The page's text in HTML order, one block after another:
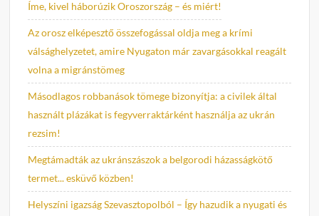
Íme, kivel háborúzik Oroszország – és miért!
Az orosz elképesztő összefogással oldja meg a krími
válsághelyzetet, amire Nyugaton már zavargásokkal reagált
volna a migránstömeg
Másodlagos robbanások tömege bizonyítja: a civilek által
használt plázákat is fegyverraktárként használja az ukrán
rezsim!
Megtámadták az ukránszászok a belgorodi házasságkötő
termet... esküvő közben!
Helyszíni igazság Szevasztopolból – Így hazudik a nyugati és